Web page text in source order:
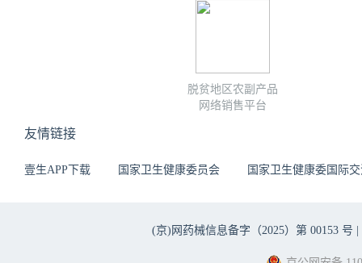
脱贫地区农副产品
网络销售平台
友情链接
壹生APP下载 国家卫生健康委员会 国家卫生健康委国际
(京)网药械信息备字（2025）第 00153 号 |